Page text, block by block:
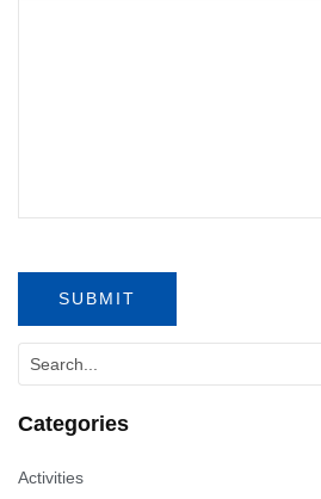
Categories
Activities